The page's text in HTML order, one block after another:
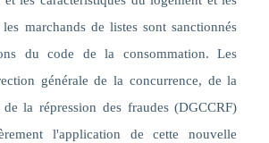
marchands de listes sont sanctionnés
du code de la consommation. Les
générale de la concurrence, de la
la répression des fraudes (DGCCRF)
l'application de cette nouvelle